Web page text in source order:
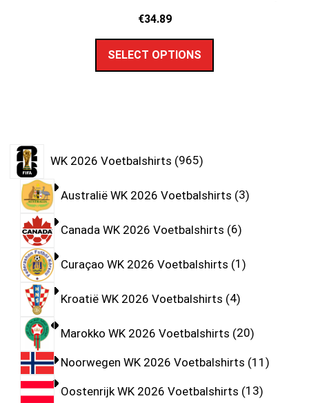
€34.89
SELECT OPTIONS
WK 2026 Voetbalshirts 965
Australië WK 2026 Voetbalshirts 3
Canada WK 2026 Voetbalshirts 6
Curaçao WK 2026 Voetbalshirts 1
Kroatië WK 2026 Voetbalshirts 4
Marokko WK 2026 Voetbalshirts 20
Noorwegen WK 2026 Voetbalshirts 11
Oostenrijk WK 2026 Voetbalshirts 13